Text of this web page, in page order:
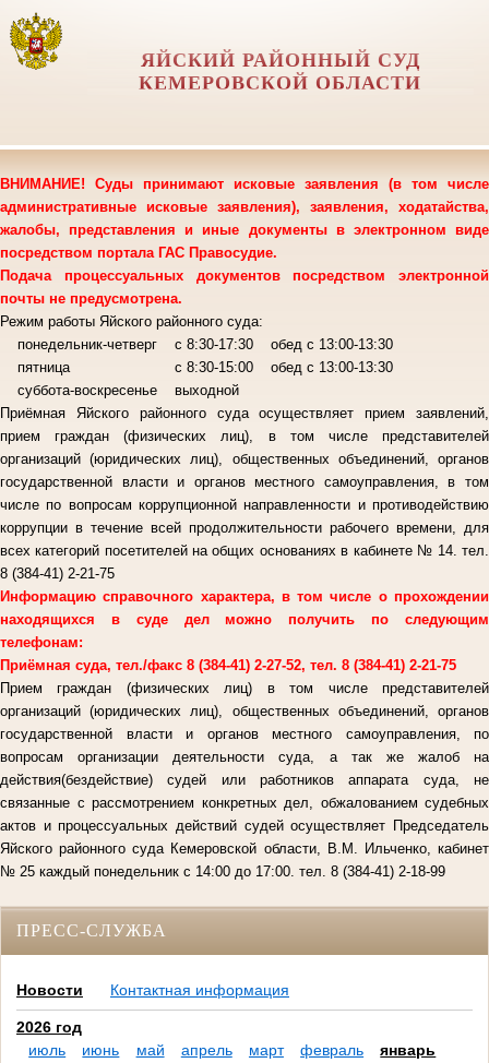
ЯЙСКИЙ РАЙОННЫЙ СУД
КЕМЕРОВСКОЙ ОБЛАСТИ
ВНИМАНИЕ! Суды принимают исковые заявления (в том числе
административные исковые заявления), заявления, ходатайства,
жалобы, представления и иные документы в электронном виде
посредством портала ГАС Правосудие.
Подача процессуальных документов посредством электронной
почты не предусмотрена.
Режим работы Яйского районного суда:
понедельник-четверг с 8:30-17:30 обед с 13:00-13:30
пятница с 8:30-15:00 обед с 13:00-13:30
суббота-воскресенье выходной
Приёмная Яйского районного суда осуществляет прием заявлений,
прием граждан (физических лиц), в том числе представителей
организаций (юридических лиц), общественных объединений, органов
государственной власти и органов местного самоуправления, в том
числе по вопросам коррупционной направленности и противодействию
коррупции в течение всей продолжительности рабочего времени, для
всех категорий посетителей на общих основаниях в кабинете № 14. тел.
8 (384-41) 2-21-75
Информацию справочного характера, в том числе о прохождении
находящихся в суде дел можно получить по следующим
телефонам:
Приёмная суда, тел./факс 8 (384-41) 2-27-52, тел. 8 (384-41) 2-21-75
Прием граждан (физических лиц) в том числе представителей
организаций (юридических лиц), общественных объединений, органов
государственной власти и органов местного самоуправления, по
вопросам организации деятельности суда, а так же жалоб на
действия(бездействие) судей или работников аппарата суда, не
связанные с рассмотрением конкретных дел, обжалованием судебных
актов и процессуальных действий судей осуществляет Председатель
Яйского районного суда Кемеровской области, В.М. Ильченко, кабинет
№ 25 каждый понедельник с 14:00 до 17:00. тел. 8 (384-41) 2-18-99
ПРЕСС-СЛУЖБА
Новости Контактная информация
2026 год
июль
июнь май апрель март февраль
январь